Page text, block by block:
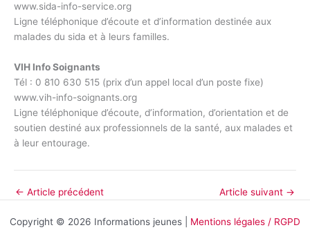
www.sida-info-service.org
Ligne téléphonique d’écoute et d’information destinée aux
malades du sida et à leurs familles.
VIH Info Soignants
Tél : 0 810 630 515 (prix d’un appel local d’un poste fixe)
www.vih-info-soignants.org
Ligne téléphonique d’écoute, d’information, d’orientation et de
soutien destiné aux professionnels de la santé, aux malades et
à leur entourage.
← Article précédent Article suivant →
Copyright © 2026 Informations jeunes | Mentions légales / RGPD